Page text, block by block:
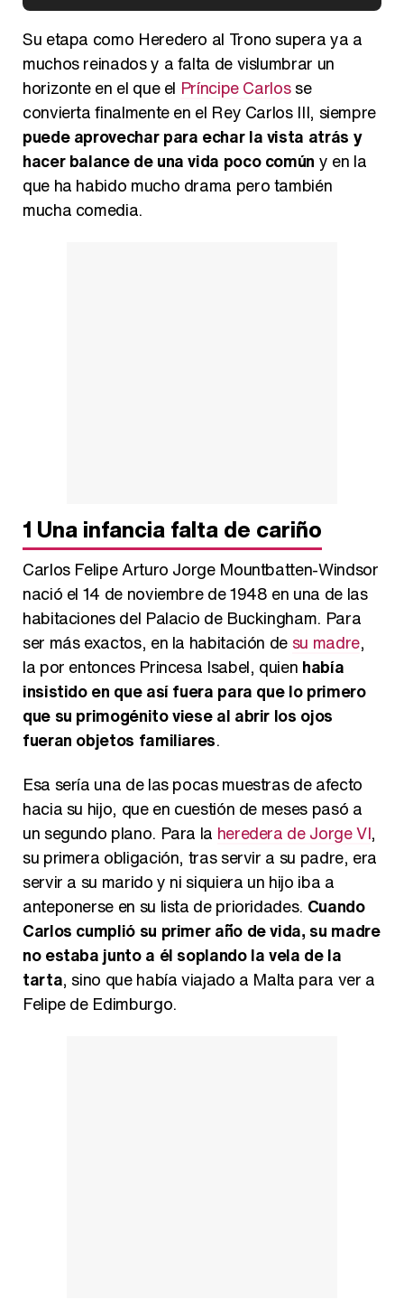
Carlota Corredera y Javier de Hoyos: "La tele tiene que representar al público también y aquí están todos los perfiles posibles&quo;
Su etapa como Heredero al Trono supera ya a
muchos reinados y a falta de vislumbrar un
horizonte en el que el Príncipe Carlosse
convierta finalmente en el Rey Carlos III, siempre
puede aprovechar para echar la vista atrás y
hacer balance de una vida poco común y en la
que ha habido mucho drama pero también
mucha comedia.
1 Una infancia falta de cariño
Carlos Felipe Arturo Jorge Mountbatten-Windsor
nació el 14 de noviembre de 1948 en una de las
habitaciones del Palacio de Buckingham. Para
ser más exactos, en la habitación de su madre,
la por entonces Princesa Isabel, quien había
insistido en que así fuera para que lo primero
que su primogénito viese al abrir los ojos
fueran objetos familiares.
Esa sería una de las pocas muestras de afecto
hacia su hijo, que en cuestión de meses pasó a
un segundo plano. Para la heredera de Jorge VI,
su primera obligación, tras servir a su padre, era
servir a su marido y ni siquiera un hijo iba a
anteponerse en su lista de prioridades. Cuando
Carlos cumplió su primer año de vida, su madre
no estaba junto a él soplando la vela de la
tarta, sino que había viajado a Malta para ver a
Felipe de Edimburgo.